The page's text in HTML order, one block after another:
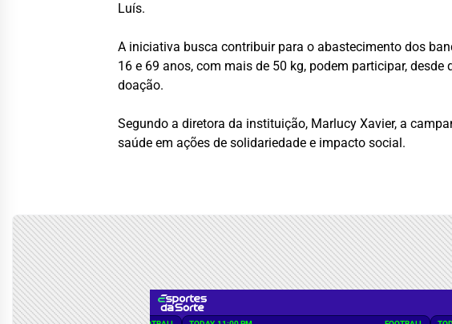
Luís.
A iniciativa busca contribuir para o abastecimento dos
16 e 69 anos, com mais de 50 kg, podem participar,
doação.
Segundo a diretora da instituição, Marlucy Xavier, a
saúde em ações de solidariedade e impacto social.